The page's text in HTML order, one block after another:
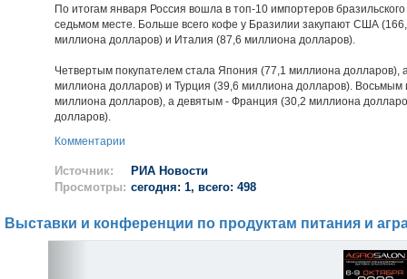
По итогам января Россия вошла в топ-10 импортеров
седьмом месте. Больше всего кофе у Бразилии закупают США
миллиона долларов) и Италия (87,6 миллиона долларов).
Четвертым покупателем стала Япония (77,1 миллиона долларов),
миллиона долларов) и Турция (39,6 миллиона долларов).
миллиона долларов), а девятым - Франция (30,2 миллиона
долларов).
Комментарии
Источник:
РИА Новости
Просмотры: сегодня: 1, всего: 498
Выставки и конференции по продуктам питания и